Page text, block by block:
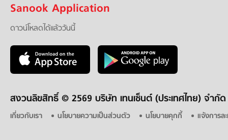
Sanook Application
ดาวน์โหลดได้แล้ววันนี้
สงวนลิขสิทธิ์ © 2569 บริษัท เทนเซ็นต์ (ประเทศไทย) จำกัด
เกี่ยวกับเรา นโยบายความเป็นส่วนตัว นโยบายคุกกี้ แจ้งการล